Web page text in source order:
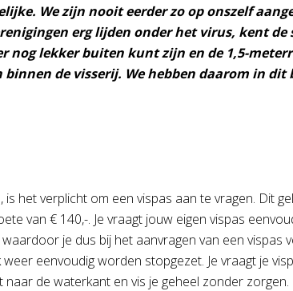
We zijn nooit eerder zo op onszelf
erg lijden onder het virus, kent
nog lekker buiten kunt zijn en de 1,5-
binnen de visserij. We hebben daarom in
het verplicht om een vispas aan te vragen. Dit
van € 140,-. Je vraagt jouw eigen vispas
je dus bij het aanvragen van een
eenvoudig worden stopgezet. Je vraagt je
de waterkant en vis je geheel zonder zorgen.